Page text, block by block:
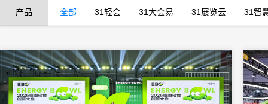
产品 全部 31轻会 31大会易 31展览云 31智